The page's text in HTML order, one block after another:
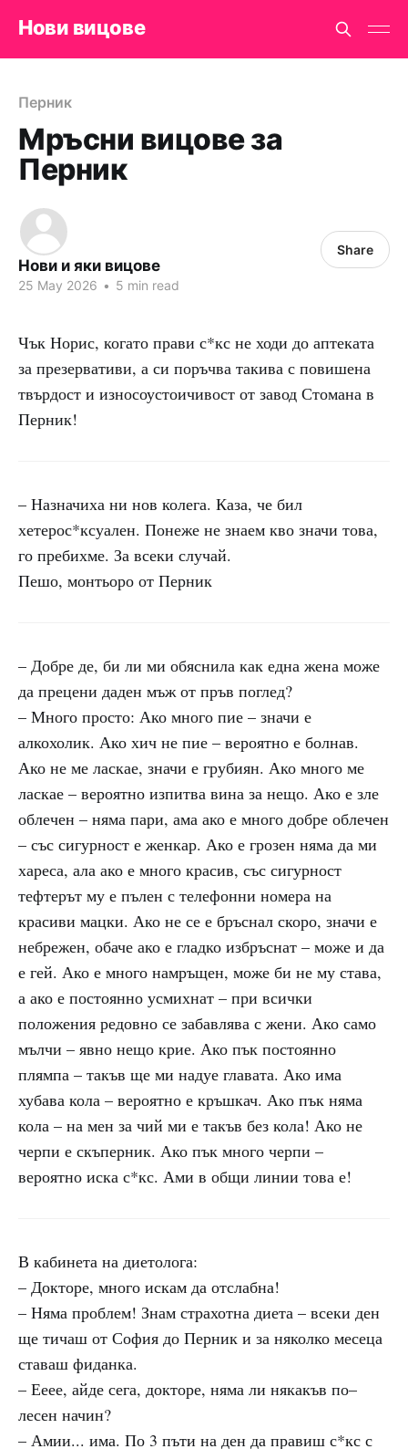
Нови вицове
Перник
Мръсни вицове за
Перник
Нови и яки вицове
25 May 2026 • 5 min read
Share
Чък Норис, когато прави с*кс не ходи до аптеката
за презервативи, а си поръчва такива с повишена
твърдост и износоустоичивост от завод Стомана в
Перник!
– Назначиха ни нов колега. Каза, че бил
хетерос*ксуален. Понеже не знаем кво значи това,
го пребихме. За всеки случай.
Пешо, монтьоро от Перник
– Добре де, би ли ми обяснила как една жена може
да прецени даден мъж от пръв поглед?
– Много просто: Ако много пие – значи е
алкохолик. Ако хич не пие – вероятно е болнав.
Ако не ме ласкае, значи е грубиян. Ако много ме
ласкае – вероятно изпитва вина за нещо. Ако е зле
облечен – няма пари, ама ако е много добре облечен
– със сигурност е женкар. Ако е грозен няма да ми
хареса, ала ако е много красив, със сигурност
тефтерът му е пълен с телефонни номера на
красиви мацки. Ако не се е бръснал скоро, значи е
небрежен, обаче ако е гладко избръснат – може и да
е гей. Ако е много намръщен, може би не му става,
а ако е постоянно усмихнат – при всички
положения редовно се забавлява с жени. Ако само
мълчи – явно нещо крие. Ако пък постоянно
плямпа – такъв ще ми надуе главата. Ако има
хубава кола – вероятно е кръшкач. Ако пък няма
кола – на мен за чий ми е такъв без кола! Ако не
черпи е скъперник. Ако пък много черпи –
вероятно иска с*кс. Ами в общи линии това е!
В кабинета на диетолога:
– Докторе, много искам да отслабна!
– Няма проблем! Знам страхотна диета – всеки ден
ще тичаш от София до Перник и за няколко месеца
ставаш фиданка.
– Ееее, айде сега, докторе, няма ли някакъв по–
лесен начин?
– Амии... има. По 3 пъти на ден да правиш с*кс с